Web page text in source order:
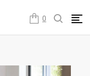
0
方網站